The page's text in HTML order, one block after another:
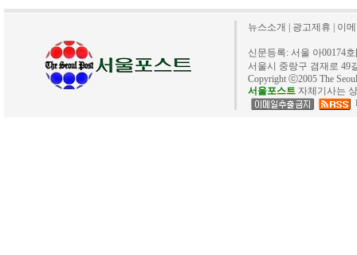
뉴스소개 광고제휴 이
신문등록: 서울 아00174
서울시 중랑구 겸재로 49
Copyright ⓒ2005 The
서울포스트 자체기사는